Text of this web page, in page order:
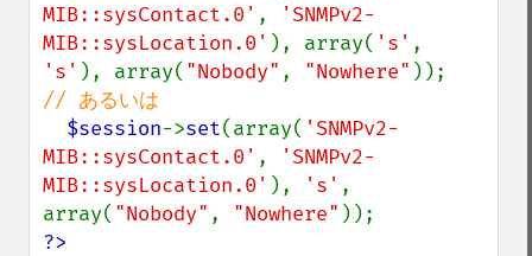
MIB::sysContact.0' ,
'SNMPv2-
MIB::sysLocation.0' ), array( 's'
's' ), array( "Nobody" , "Nowhere"
// あるいは
$session->set(array( 'SNMPv2-
MIB::sysContact.0' ,
'SNMPv2-
MIB::sysLocation.0' ), 's' ,
array( "Nobody" , "Nowhere"
?>